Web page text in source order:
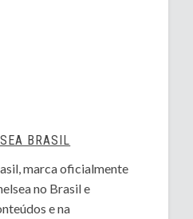
BRASIL
marca oficialmente
no Brasil e
e na